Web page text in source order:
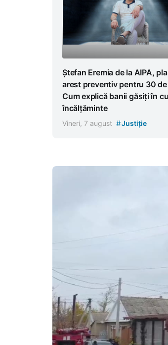
Ștefan Eremia de la AIPA,
arest preventiv pentru 30
Cum explică banii găsiți în
încălțăminte
Vineri, 7 august #Justiție